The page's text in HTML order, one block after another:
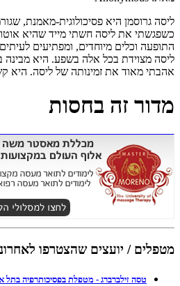
ליסה גרוסמן היא פסיכולוגית-מאמנת,
כשפגשתי את ליסה חשתי מייד שהיא
התופעה וכלים מיוחדים, ומפתיעים
ליסה מצוידת בכל אלה בשפע. היא מבינה
אהבתי מאוד את זמינותה של ליסה. היא
מדור זה בחסות
מטפלים / יועצים שהצטרפו
טסה זילברברג - מטפלת בפסיכותרפיה בתל